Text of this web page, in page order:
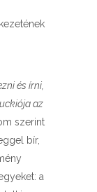
és írni,
az
szerint
bír,
a